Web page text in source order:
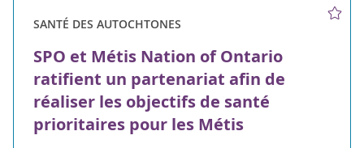
SANTÉ DES AUTOCHTONES
SPO et Métis Nation of Ontario
ratifient un partenariat afin de
réaliser les objectifs de santé
prioritaires pour les Métis